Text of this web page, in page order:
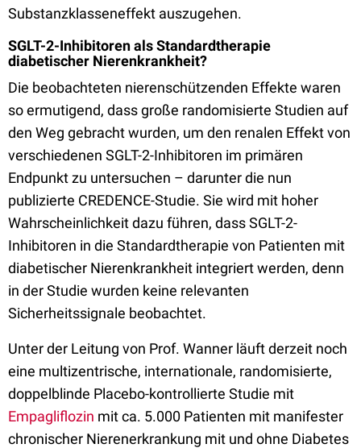
Substanzklasseneffekt auszugehen.
SGLT-2-Inhibitoren als Standardtherapie
diabetischer Nierenkrankheit?
Die beobachteten nierenschützenden Effekte waren
so ermutigend, dass große randomisierte Studien auf
den Weg gebracht wurden, um den renalen Effekt von
verschiedenen SGLT-2-Inhibitoren im primären
Endpunkt zu untersuchen – darunter die nun
publizierte CREDENCE-Studie. Sie wird mit hoher
Wahrscheinlichkeit dazu führen, dass SGLT-2-
Inhibitoren in die Standardtherapie von Patienten mit
diabetischer Nierenkrankheit integriert werden, denn
in der Studie wurden keine relevanten
Sicherheitssignale beobachtet.
Unter der Leitung von Prof. Wanner läuft derzeit noch
eine multizentrische, internationale, randomisierte,
doppelblinde Placebo-kontrollierte Studie mit
Empagliflozin mit ca. 5.000 Patienten mit manifester
chronischer Nierenerkrankung mit und ohne Diabetes